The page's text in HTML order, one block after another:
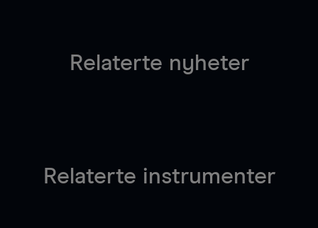
Relaterte nyheter
Relaterte instrumenter